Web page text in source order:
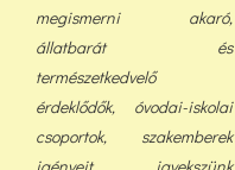
megismerni akaró,
állatbarát és
természetkedvelő
érdeklődők, óvodai-iskolai
csoportok, szakemberek